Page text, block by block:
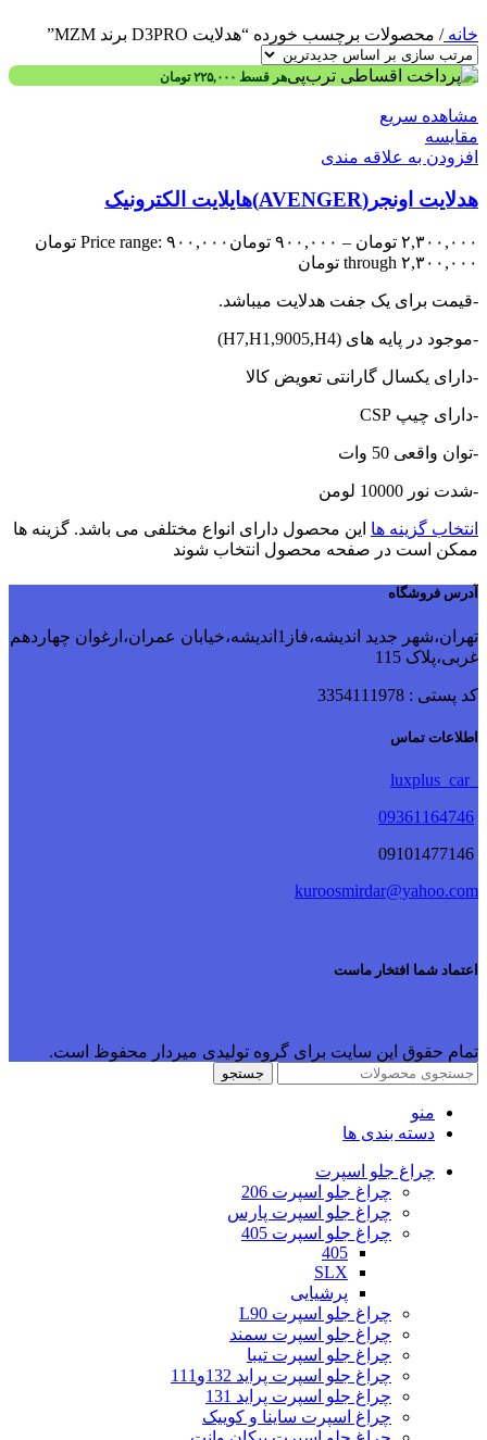
خانه/ محصولات برچسب خورده “هدلایت D3PRO برند MZM”
هر قسط ۲۲۵,۰۰۰ تومان
مشاهده سریع
مقایسه
افزودن به علاقه مندی
هدلایت اونجر(AVENGER)هایلایت الکترونیک
۲,۳۰۰,۰۰۰ تومان – ۹۰۰,۰۰۰ تومان
Price range: ۹۰۰,۰۰۰ تومان
through ۲,۳۰۰,۰۰۰ تومان
-قیمت برای یک جفت هدلایت میباشد.
-موجود در پایه های (H7,H1,9005,H4)
-دارای یکسال گارانتی تعویض کالا
-دارای چیپ CSP
-توان واقعی 50 وات
-شدت نور 10000 لومن
انتخاب گزینه ها این محصول دارای انواع مختلفی می باشد. گزینه ها
ممکن است در صفحه محصول انتخاب شوند
آدرس فروشگاه
تهران،شهر جدید اندیشه،فاز1اندیشه،خیابان عمران،ارغوان چهاردهم
غربی،پلاک 115
کد پستی : 3354111978
اطلاعات تماس
09361164746
kuroosmirdar@yahoo.com
اعتماد شما افتخار ماست
تمام حقوق این سایت برای گروه تولیدی میردار محفوظ است.
جستجو
منو
دسته بندی ها
چراغ جلو اسپرت
چراغ جلو اسپرت 206
چراغ جلو اسپرت پارس
چراغ جلو اسپرت 405
405
SLX
پرشیایی
چراغ جلو اسپرت L90
چراغ جلو اسپرت سمند
چراغ جلو اسپرت تیبا
چراغ جلو اسپرت پراید 132و111
چراغ جلو اسپرت پراید 131
چراغ اسپرت ساینا و کوییک